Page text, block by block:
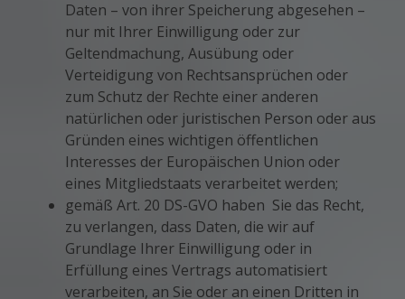
Daten – von ihrer Speicherung abgesehen –
nur mit Ihrer Einwilligung oder zur
Geltendmachung, Ausübung oder
Verteidigung von Rechtsansprüchen oder
zum Schutz der Rechte einer anderen
natürlichen oder juristischen Person oder aus
Gründen eines wichtigen öffentlichen
Interesses der Europäischen Union oder
eines Mitgliedstaats verarbeitet werden;
gemäß Art. 20 DS-GVO haben Sie das Recht,
zu verlangen, dass Daten, die wir auf
Grundlage Ihrer Einwilligung oder in
Erfüllung eines Vertrags automatisiert
verarbeiten, an Sie oder an einen Dritten in